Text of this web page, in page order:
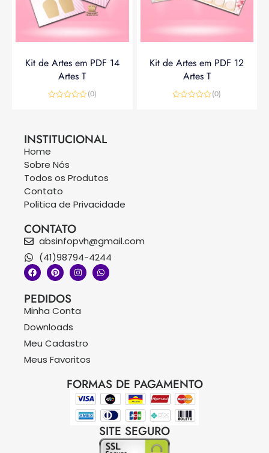
Kit de Artes em PDF 14
Artes T
(0)
Kit de Artes em PDF 12
Artes T
(0)
INSTITUCIONAL
Home
Sobre Nós
Todos os Produtos
Contato
Politica de Privacidade
CONTATO
absinfopvh@gmail.com
(41)98794-4244
PEDIDOS
Minha Conta
Downloads
Meu Cadastro
Meus Favoritos
FORMAS DE PAGAMENTO
SITE SEGURO